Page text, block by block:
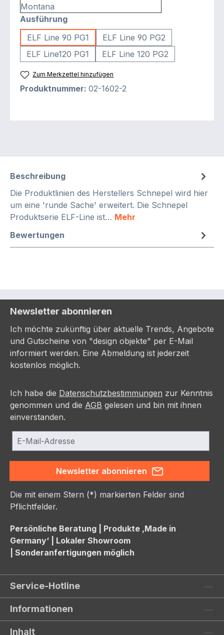
Montana
Ausführungauswählen
ELF Line 90 PG1
ELF Line 90 PG2
ELF Line120 PG1
ELF Line 120 PG2
Zum Merkzettel hinzufügen
Produktnummer: 02-1602-2
Beschreibung
Die Produktlinien des Herstellers Schnepel wird hier
um eine 'runde Sache' erweitert. Die Schnepel
Produktserie ELF-Line ist… Mehr
Bewertungen
Newsletter abonnieren
Ich möchte zukünftig über aktuelle Trends, Angebote
und Gutscheine von "design objekte" per E-Mail
informiert werden. Eine Abmeldung ist jederzeit
kostenlos möglich.
Ich habe die Datenschutzbestimmungen zur Kenntnis
genommen und die AGB gelesen und bin mit ihnen
einverstanden.
Newsletter abonnieren
Die mit einem Stern (*) markierten Felder sind
Pflichtfelder.
Persönliche Beratung | Produkte ‚Made in
Germany‘ | Lokaler Showroom
Sonderanfertigungen möglich
Service-Hotline
Informationen
Inhalt